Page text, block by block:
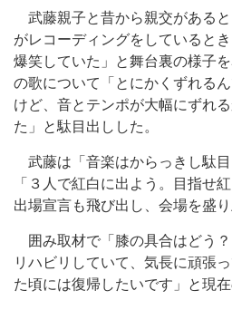
武藤親子と昔から親交がある
がレコーディングをしていると
爆笑していた」と舞台裏の様子
の歌について「とにかくずれる
けど、音とテンポが大幅にずれ
た」と駄目出しした。
武藤は「音楽はからっきし駄目
「３人で紅白に出よう。目指せ
出場宣言も飛び出し、会場を盛り
囲み取材で「膝の具合はどう
リハビリしていて、気長に頑張
た頃には復帰したいです」と現在